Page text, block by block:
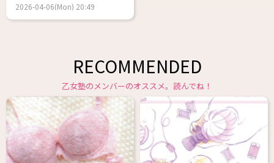
2026-04-06(Mon) 20:49
RECOMMENDED
乙女塾のメンバーのオススメ。読んでね！